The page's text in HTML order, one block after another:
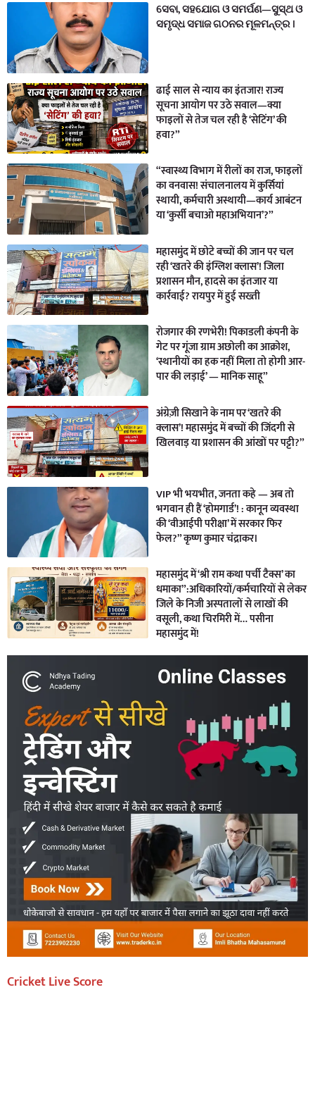
ସେବା, ସହଯୋଗ ଓ ସମର୍ପଣ—ସୁସ୍ଥ ଓ
ସମୃଦ୍ଧ ସମାଜ ଗଠନର ମୂଳମନ୍ତ୍ର ।
ढाई साल से न्याय का इंतजार! राज्य
सूचना आयोग पर उठे सवाल—क्या
फाइलों से तेज चल रही है ‘सेटिंग’ की
हवा?”
“स्वास्थ्य विभाग में रीलों का राज, फाइलों
का वनवास! संचालनालय में कुर्सियां
स्थायी, कर्मचारी अस्थायी—कार्य आबंटन
या ‘कुर्सी बचाओ महाअभियान’?”
महासमुंद में छोटे बच्चों की जान पर चल
रही ‘खतरे की इंग्लिश क्लास’! जिला
प्रशासन मौन, हादसे का इंतजार या
कार्रवाई? रायपुर में हुई सख्ती
रोजगार की रणभेरी! पिकाडली कंपनी के
गेट पर गूंजा ग्राम अछोली का आक्रोश,
‘स्थानीयों का हक नहीं मिला तो होगी आर-
पार की लड़ाई’ — मानिक साहू”
अंग्रेज़ी सिखाने के नाम पर ‘खतरे की
क्लास’! महासमुंद में बच्चों की जिंदगी से
खिलवाड़ या प्रशासन की आंखों पर पट्टी?”
VIP भी भयभीत, जनता कहे — अब तो
भगवान ही हैं ‘होमगार्ड’! : कानून व्यवस्था
की ‘वीआईपी परीक्षा’ में सरकार फिर
फेल?” कृष्ण कुमार चंद्राकर।
महासमुंद में ‘श्री राम कथा पर्ची टैक्स’ का
धमाका”:अधिकारियों/कर्मचारियों से लेकर
जिले के निजी अस्पतालों से लाखों की
वसूली, कथा चिरमिरी में… पसीना
महासमुंद में!
Cricket Live Score